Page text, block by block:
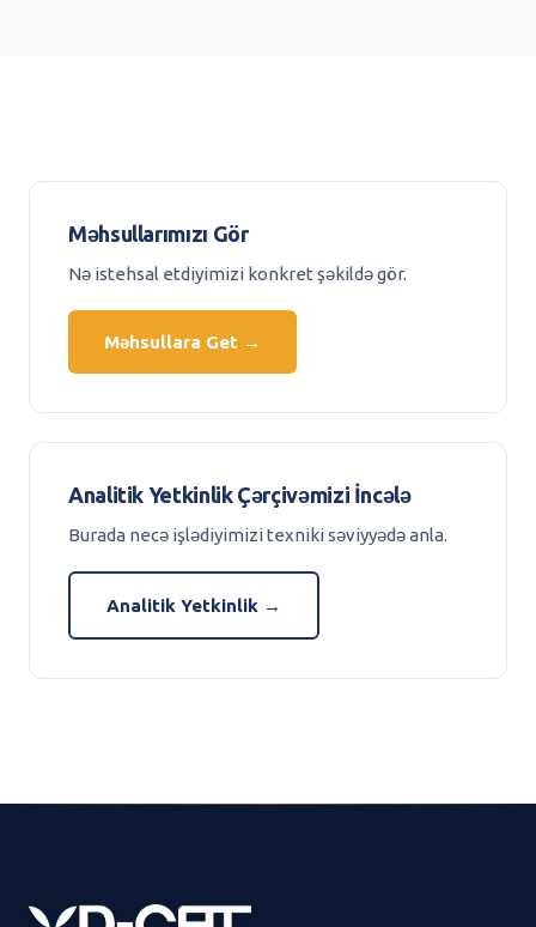
Məhsullarımızı Gör
Nə istehsal etdiyimizi konkret şəkildə gör.
Məhsullara Get →
Analitik Yetkinlik Çərçivəmizi İncələ
Burada necə işlədiyimizi texniki səviyyədə anla.
Analitik Yetkinlik →